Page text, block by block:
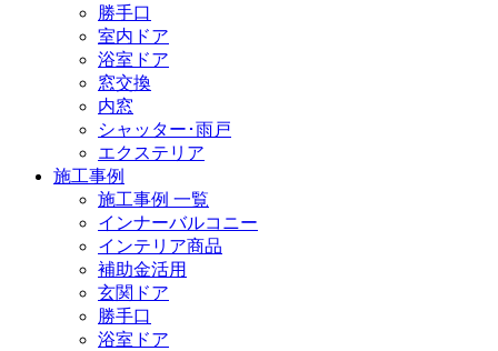
勝手口
室内ドア
浴室ドア
窓交換
内窓
シャッター･雨戸
エクステリア
施工事例
施工事例 一覧
インナーバルコニー
インテリア商品
補助金活用
玄関ドア
勝手口
浴室ドア